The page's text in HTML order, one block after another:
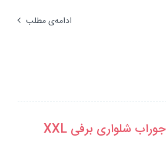
ادامه‌ی مطلب
جوراب شلواری برفی XXL